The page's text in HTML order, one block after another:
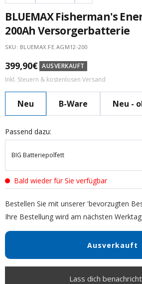
BLUEMAX Fisherman's
200Ah Versorgerbatterie
SKU: BLUEMAX.FE.AGM12-200
Angebotspreis
399,90€ AUSVERKAUFT
Inkl. Steuern & kostenlosen Versand
Neu B-Ware Neu -
Passend dazu:
BIG Batteriepolfett
Bald wieder für Sie verfügbar
Bestellen Sie mit unserer 'bevorzugten
Ihre Bestellung wird am nächsten
Ausverkauft
Lass dich